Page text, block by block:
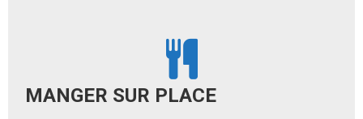
MANGER SUR PLACE